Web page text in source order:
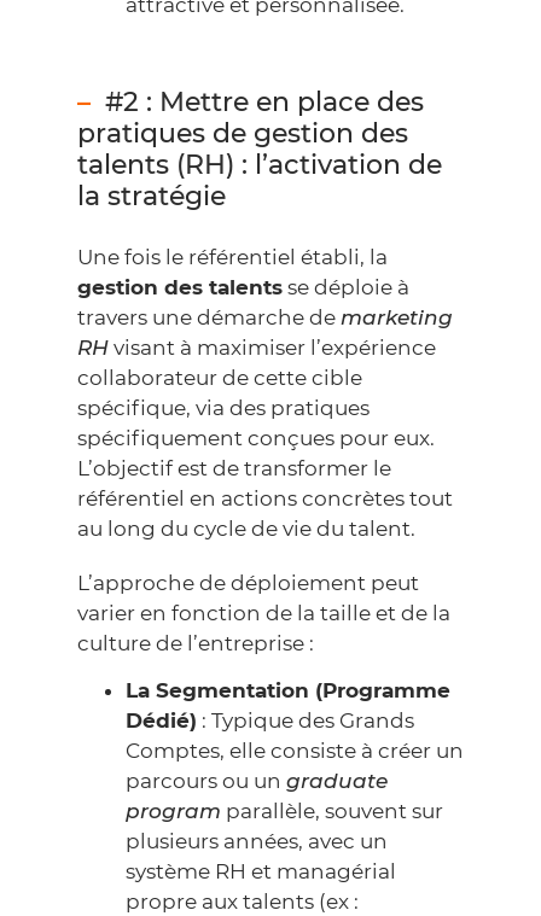
#2 : Mettre en place des
pratiques de gestion des
talents (RH) : l’activation de
la stratégie
Une fois le référentiel établi, la
gestion des talents se déploie à
travers une démarche de marketing
RH visant à maximiser l’expérience
collaborateur de cette cible
spécifique, via des pratiques
spécifiquement conçues pour eux.
L’objectif est de transformer le
référentiel en actions concrètes tout
au long du cycle de vie du talent.
L’approche de déploiement peut
varier en fonction de la taille et de la
culture de l’entreprise :
La Segmentation (Programme
Dédié) : Typique des Grands
Comptes, elle consiste à créer un
parcours ou un graduate
program parallèle, souvent sur
plusieurs années, avec un
système RH et managérial
propre aux talents (ex :